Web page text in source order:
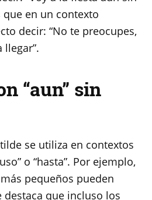
en un contexto
decir: “No te preocupes,
“aun” sin
se utiliza en contextos
o “hasta”. Por ejemplo,
pequeños pueden
destaca que incluso los